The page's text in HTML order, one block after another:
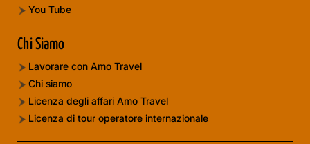
You Tube
Chi Siamo
Lavorare con Amo Travel
Chi siamo
Licenza degli affari Amo Travel
Licenza di tour operatore internazionale